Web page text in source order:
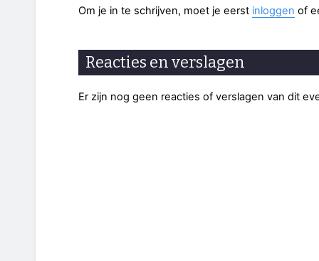
Om je in te schrijven, moet je eerst inloggen of
Reacties en verslagen
Er zijn nog geen reacties of verslagen van dit